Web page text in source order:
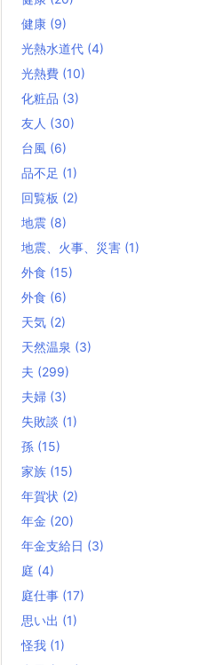
健康 (9)
光熱水道代 (4)
光熱費 (10)
化粧品 (3)
友人 (30)
台風 (6)
品不足 (1)
回覧板 (2)
地震 (8)
地震、火事、災害 (1)
外食 (15)
外食 (6)
天気 (2)
天然温泉 (3)
夫 (299)
夫婦 (3)
失敗談 (1)
孫 (15)
家族 (15)
年賀状 (2)
年金 (20)
年金支給日 (3)
庭 (4)
庭仕事 (17)
思い出 (1)
怪我 (1)